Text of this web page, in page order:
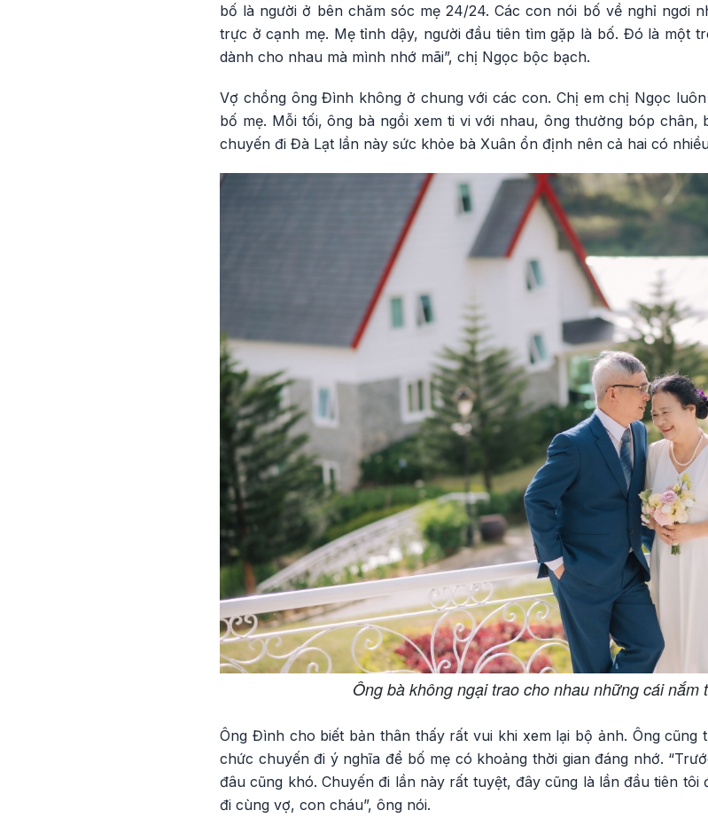
bố là người ở bên chăm sóc mẹ 24/24. Các con nói bố về nghỉ ngơi
trực ở cạnh mẹ. Mẹ tỉnh dậy, người đầu tiên tìm gặp là bố. Đó là một
dành cho nhau mà mình nhớ mãi”, chị Ngọc bộc bạch.
Vợ chồng ông Đình không ở chung với các con. Chị em chị Ngọc
bố mẹ. Mỗi tối, ông bà ngồi xem ti vi với nhau, ông thường bóp
chuyến đi Đà Lạt lần này sức khỏe bà Xuân ổn định nên cả hai có
Ông bà không ngại trao cho nhau những cái nắm
Ông Đình cho biết bản thân thấy rất vui khi xem lại bộ ảnh. Ông
chức chuyến đi ý nghĩa để bố mẹ có khoảng thời gian đáng nhớ.
đâu cũng khó. Chuyến đi lần này rất tuyệt, đây cũng là lần đầu tiên
đi cùng vợ, con cháu”, ông nói.